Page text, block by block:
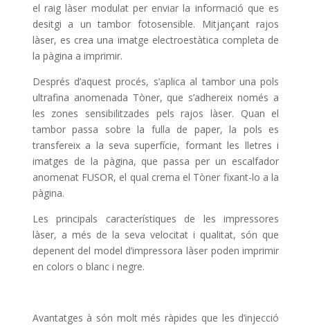
el raig làser modulat per enviar la informació que es
desitgi a un tambor fotosensible. Mitjançant rajos
làser, es crea una imatge electroestàtica completa de
la pàgina a imprimir.
Després d’aquest procés, s’aplica al tambor una pols
ultrafina anomenada Tòner, que s’adhereix només a
les zones sensibilitzades pels rajos làser. Quan el
tambor passa sobre la fulla de paper, la pols es
transfereix a la seva superfície, formant les lletres i
imatges de la pàgina, que passa per un escalfador
anomenat FUSOR, el qual crema el Tòner fixant-lo a la
pàgina.
Les principals característiques de les impressores
làser, a més de la seva velocitat i qualitat, són que
depenent del model d’impressora làser poden imprimir
en colors o blanc i negre.
Avantatges à són molt més ràpides que les d’injecció